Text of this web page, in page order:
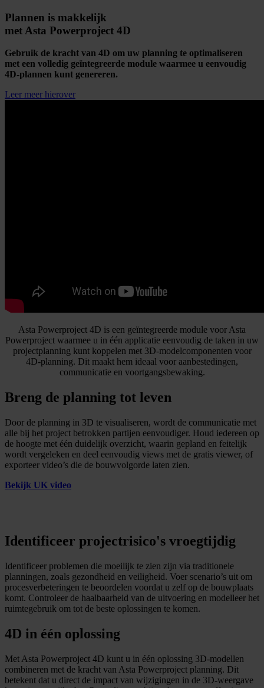
Plannen is makkelijk
met Asta Powerproject 4D
Gebruik de kracht van 4D om uw planning te optimaliseren
met een volledig geïntegreerde module waarmee u eenvoudig
4D-plannen kunt genereren.
Leer meer hierover
Asta Powerproject 4D is een geïntegreerde module voor Asta
Powerproject waarmee u in één applicatie eenvoudig de taken in uw
projectplanning kunt koppelen met 3D-modelcomponenten voor
4D-planning. Dit maakt hem ideaal voor aanbestedingen,
communicatie en voortgangsbewaking.
Breng de planning tot leven
Door de planning in 3D te visualiseren, wordt de communicatie met
alle bij het project betrokken partijen eenvoudiger. Houd iedereen op
de hoogte met één duidelijk overzicht, waarin gepland en feitelijk
wordt vergeleken en deel eenvoudig views met de gratis viewer, of
exporteer video’s die de bouwvolgorde laten zien.
Bekijk UK video
Identificeer projectrisico's vroegtijdig
Identificeer problemen die moeilijk te zien zijn via traditionele
planningen, zoals gezondheid en veiligheid. Voer scenario’s uit om
procesverbeteringen te beoordelen voordat u zelf op de bouwplaats
komt. Controleer de haalbaarheid van de uitvoering en modelleer het
ruimtegebruik om tot de beste oplossingen te komen.
4D in één oplossing
Met Asta Powerproject 4D kunt u in één oplossing 3D-modellen
combineren met de kracht van Asta Powerproject planning. Dit
betekent dat u direct de impact van wijzigingen in de 3D-weergave